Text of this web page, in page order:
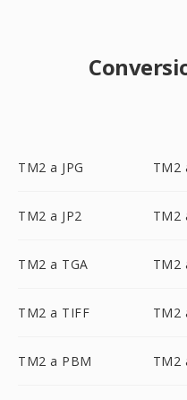
TM2 a JPG TM2
TM2 a JP2 TM2
TM2 a TGA TM2
TM2 a TIFF TM2
TM2 a PBM TM2